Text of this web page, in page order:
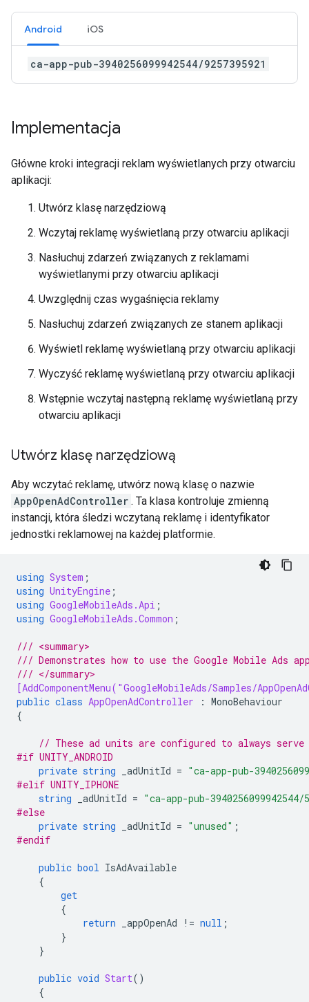
Android iOS
ca-app-pub-3940256099942544/9257395921
Implementacja
Główne kroki integracji reklam wyświetlanych przy otwarciu
aplikacji:
Utwórz klasę narzędziową
Wczytaj reklamę wyświetlaną przy otwarciu aplikacji
Nasłuchuj zdarzeń związanych z reklamami
wyświetlanymi przy otwarciu aplikacji
Uwzględnij czas wygaśnięcia reklamy
Nasłuchuj zdarzeń związanych ze stanem aplikacji
Wyświetl reklamę wyświetlaną przy otwarciu aplikacji
Wyczyść reklamę wyświetlaną przy otwarciu aplikacji
Wstępnie wczytaj następną reklamę wyświetlaną przy
otwarciu aplikacji
Utwórz klasę narzędziową
Aby wczytać reklamę, utwórz nową klasę o nazwie
AppOpenAdController . Ta klasa kontroluje zmienną
instancji, która śledzi wczytaną reklamę i identyfikator
jednostki reklamowej na każdej platformie.
using System ;
using UnityEngine ;
using GoogleMobileAds.Api ;
using GoogleMobileAds.Common ;
/// <summary>
/// Demonstrates how to use the Google Mobile Ads
/// </summary>
[AddComponentMenu("GoogleMobileAds/Samples/
public class AppOpenAdController : MonoBehaviour
{
// These ad units are configured to always
#if UNITY_ANDROID
private string _adUnitId = "ca-app-pub-
#elif UNITY_IPHONE
string
_adUnitId = "ca-app-pub-3940256099942544/
#else
private string _adUnitId = "unused" ;
#endif
public bool IsAdAvailable
{
get
{
return
_appOpenAd != null ;
}
}
public void Start()
{